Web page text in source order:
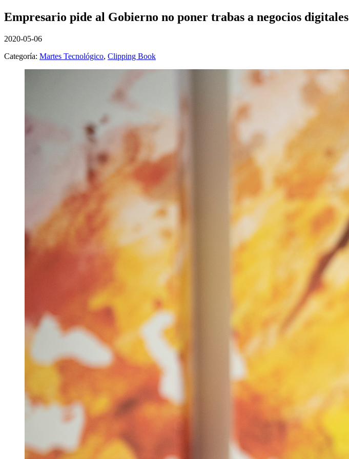
Empresario pide al Gobierno no poner trabas a negocios digitales
2020-05-06
Categoría: Martes Tecnológico, Clipping Book